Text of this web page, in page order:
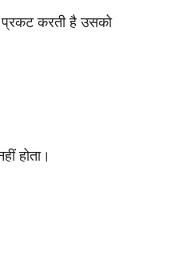
करती है उसको
होता।